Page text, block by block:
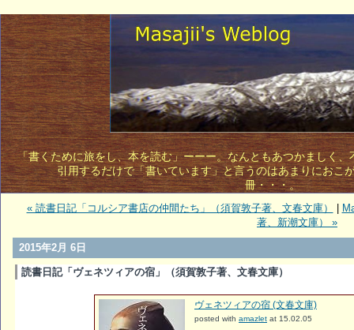
「書くために旅をし、本を読む」ーーー。なんともあつかましく
引用するだけで「書いています」と言うのはあまりにおこ
冊・・・。
« 読書日記「コルシア書店の仲間たち」（須賀敦子著、文春文庫）
著、新潮文庫） »
2015年2月 6日
読書日記「ヴェネツィアの宿」（須賀敦子著、文春文庫）
ヴェネツィアの宿 (文春文庫)
posted with amazlet at 15.02.05